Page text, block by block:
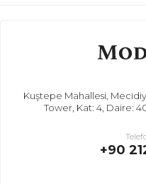
Kuştepe Mahallesi,
Tower, Kat: 4, Daire:
+90